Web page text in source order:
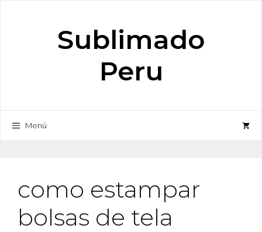
Sublimado
Peru
Menú
como estampar
bolsas de tela